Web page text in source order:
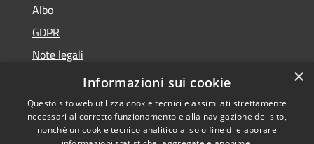
Albo
GDPR
Note legali
Dichiarazione di accessibilità
×
Informazioni sui cookie
Questo sito web utilizza cookie tecnici e assimilati strettamente
necessari al corretto funzionamento e alla navigazione del sito,
nonché un cookie tecnico analitico al solo fine di elaborare